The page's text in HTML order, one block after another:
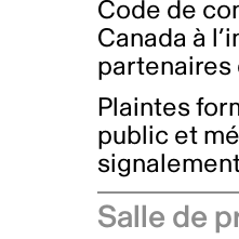
Code de
Canada à
partenaires
Plaintes
public et
Salle de